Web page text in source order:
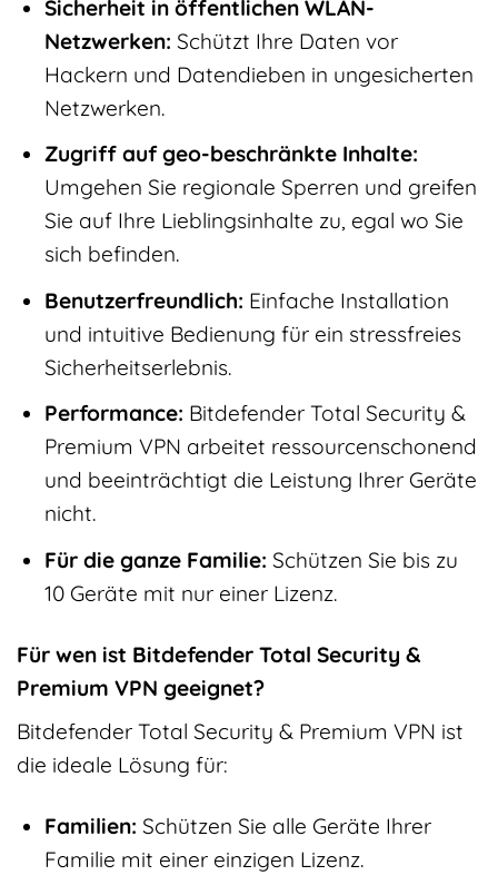
Sicherheit in öffentlichen WLAN-
Netzwerken: Schützt Ihre Daten vor
Hackern und Datendieben in ungesicherten
Netzwerken.
Zugriff auf geo-beschränkte Inhalte:
Umgehen Sie regionale Sperren und greifen
Sie auf Ihre Lieblingsinhalte zu, egal wo Sie
sich befinden.
Benutzerfreundlich: Einfache Installation
und intuitive Bedienung für ein stressfreies
Sicherheitserlebnis.
Performance: Bitdefender Total Security &
Premium VPN arbeitet ressourcenschonend
und beeinträchtigt die Leistung Ihrer Geräte
nicht.
Für die ganze Familie: Schützen Sie bis zu
10 Geräte mit nur einer Lizenz.
Für wen ist Bitdefender Total Security &
Premium VPN geeignet?
Bitdefender Total Security & Premium VPN ist
die ideale Lösung für:
Familien: Schützen Sie alle Geräte Ihrer
Familie mit einer einzigen Lizenz.